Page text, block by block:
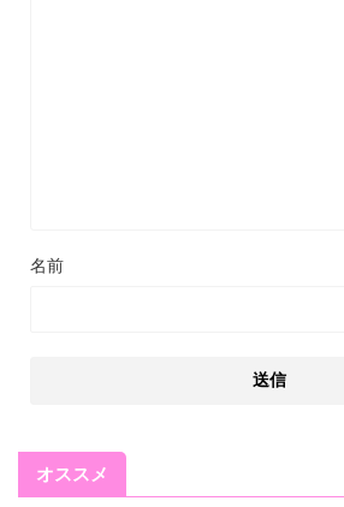
名前
オススメ